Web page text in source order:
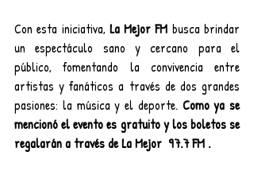
Con esta iniciativa, La Mejor FM busca brindar
un espectáculo sano y cercano para el
público, fomentando la convivencia entre
artistas y fanáticos a través de dos grandes
pasiones: la música y el deporte. Como ya se
mencionó el evento es gratuito y los boletos se
regalarán a través de La Mejor  97.7 FM .